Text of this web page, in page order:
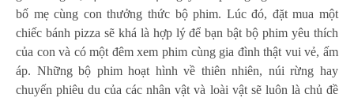
bố mẹ cùng con thưởng thức bộ phim. Lúc đó, đặt mua một
chiếc bánh pizza sẽ khá là hợp lý để bạn bật bộ phim yêu thích
của con và có một đêm xem phim cùng gia đình thật vui vẻ, ấm
áp. Những bộ phim hoạt hình về thiên nhiên, núi rừng hay
chuyến phiêu du của các nhân vật và loài vật sẽ luôn là chủ đề